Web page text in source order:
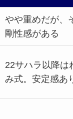
やや重めだが、
剛性感がある
22サハラ以降は
み式。安定感あ